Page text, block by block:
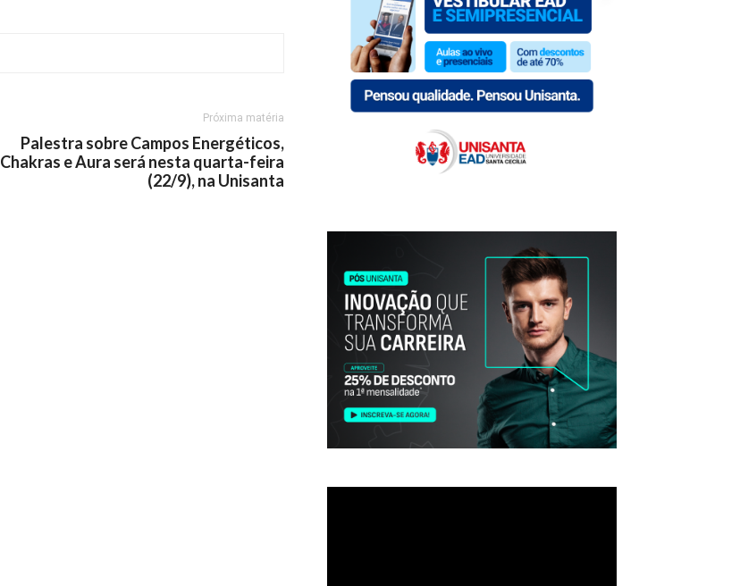
Próxima matéria
Palestra sobre Campos Energéticos,
Chakras e Aura será nesta quarta-feira
(22/9), na Unisanta